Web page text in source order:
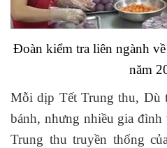
Đoàn kiểm tra liên ngành
năm
Mỗi dịp Tết Trung thu, Dù
bánh, nhưng nhiều gia đình
Trung thu truyền thống